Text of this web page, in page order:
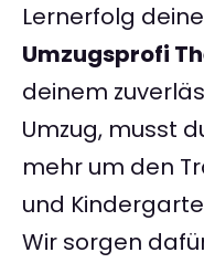
Lernerfolg
Umzugsprofi
deinem
Umzug, musst
mehr um den
und
Wir sorgen